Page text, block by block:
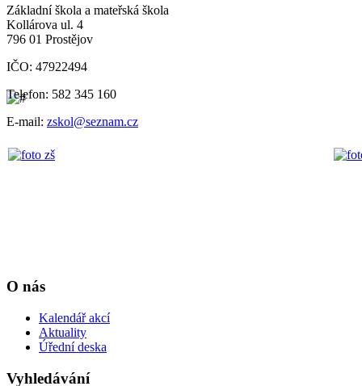
Základní škola a mateřská škola
Kollárova ul. 4
796 01 Prostějov
IČO: 47922494
Telefon: 582 345 160
E-mail: zskol@seznam.cz
O nás
Kalendář akcí
Aktuality
Úřední deska
Vyhledávání